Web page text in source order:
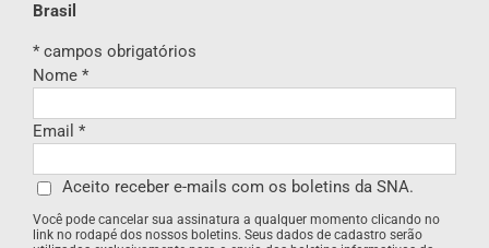
Brasil
* campos obrigatórios
Nome *
Email *
Aceito receber e-mails com os boletins da SNA.
Você pode cancelar sua assinatura a qualquer momento clicando no
link no rodapé dos nossos boletins. Seus dados de cadastro serão